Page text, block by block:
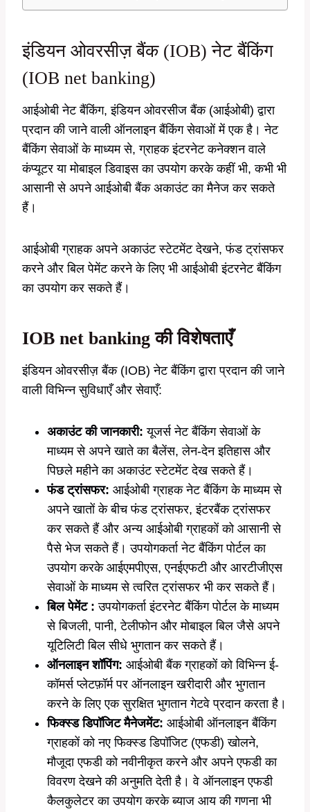
इंडियन ओवरसीज़ बैंक (IOB) नेट बैंकिंग
(IOB net banking)
आईओबी नेट बैंकिंग, इंडियन ओवरसीज बैंक (आईओबी) द्वारा
प्रदान की जाने वाली ऑनलाइन बैंकिंग सेवाओं में एक है। नेट
बैंकिंग सेवाओं के माध्यम से, ग्राहक इंटरनेट कनेक्शन वाले
कंप्यूटर या मोबाइल डिवाइस का उपयोग करके कहीं भी, कभी भी
आसानी से अपने आईओबी बैंक अकाउंट का मैनेज कर सकते
हैं।
आईओबी ग्राहक अपने अकाउंट स्टेटमेंट देखने, फंड ट्रांसफर
करने और बिल पेमेंट करने के लिए भी आईओबी इंटरनेट बैंकिंग
का उपयोग कर सकते हैं।
IOB net banking की विशेषताएँ
इंडियन ओवरसीज़ बैंक (IOB) नेट बैंकिंग द्वारा प्रदान की जाने
वाली विभिन्न सुविधाएँ और सेवाएँ:
अकाउंट की जानकारी: यूजर्स नेट बैंकिंग सेवाओं के
माध्यम से अपने खाते का बैलेंस, लेन-देन इतिहास और
पिछले महीने का अकाउंट स्टेटमेंट देख सकते हैं।
फंड ट्रांसफर: आईओबी ग्राहक नेट बैंकिंग के माध्यम से
अपने खातों के बीच फंड ट्रांसफर, इंटरबैंक ट्रांसफर
कर सकते हैं और अन्य आईओबी ग्राहकों को आसानी से
पैसे भेज सकते हैं। उपयोगकर्ता नेट बैंकिंग पोर्टल का
उपयोग करके आईएमपीएस, एनईएफटी और आरटीजीएस
सेवाओं के माध्यम से त्वरित ट्रांसफर भी कर सकते हैं।
बिल पेमेंट : उपयोगकर्ता इंटरनेट बैंकिंग पोर्टल के माध्यम
से बिजली, पानी, टेलीफोन और मोबाइल बिल जैसे अपने
यूटिलिटी बिल सीधे भुगतान कर सकते हैं।
ऑनलाइन शॉपिंग: आईओबी बैंक ग्राहकों को विभिन्न ई-
कॉमर्स प्लेटफ़ॉर्म पर ऑनलाइन खरीदारी और भुगतान
करने के लिए एक सुरक्षित भुगतान गेटवे प्रदान करता है।
फिक्स्ड डिपॉजिट मैनेजमेंट: आईओबी ऑनलाइन बैंकिंग
ग्राहकों को नए फिक्स्ड डिपॉजिट (एफडी) खोलने,
मौजूदा एफडी को नवीनीकृत करने और अपने एफडी का
विवरण देखने की अनुमति देती है। वे ऑनलाइन एफडी
कैलकुलेटर का उपयोग करके ब्याज आय की गणना भी